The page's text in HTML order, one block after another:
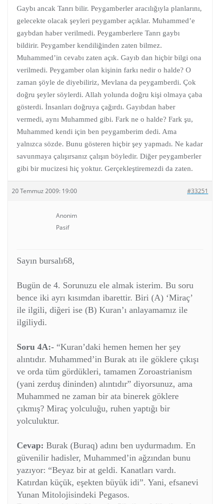
Gaybı ancak Tanrı bilir. Peygamberler aracılığıyla planlarını,
gelecekte olacak şeyleri peygamber açıklar. Muhammed’e
gaybdan haber verilmedi. Peygamberlere Tanrı gaybı
bildirir. Peygamber kendiliğinden zaten bilmez.
Muhammed’in cevabı zaten açık. Gayıb dan hiçbir bilgi ona
verilmedi. Peygamber olan kişinin farkı nedir o halde? O
zaman şöyle de diyebiliriz, Mevlana da peygamberdi. Çok
doğru şeyler söylerdi. Allah yolunda doğru kişi olmaya çaba
gösterdi. İnsanları doğruya çağırdı. Gayıbdan haber
vermedi, aynı Muhammed gibi. Fark ne o halde? Fark şu,
Muhammed kendi için ben peygamberim dedi. Ama
yalnızca sözde. Bunu gösteren hiçbir şey yapmadı. Ne kadar
savunmaya çalışırsanız çalışın böyledir. Diğer peygamberler
gibi bir mucizesi hiç yoktur. Gerçekleştiremezdi da zaten.
20 Temmuz 2009: 19:00 #33251
Anonim
Pasif
Sayın bursalı68,
Bugün de 4. Sorunuzu ele almak isterim. Bu soru
bence iki ayrı kısımdan ibarettir. Biri (A) ‘Miraç’
ile ilgili, diğeri ise (B) Kuran’ı anlayamamız ile
ilgiliydi.
Soru 4A:- “Kuran’daki hemen hemen her şey
alıntıdır. Muhammed’in Burak atı ile göklere çıkışı
ve orda tüm gördükleri, tamamen Zoroastrianism
(yani zerduş dininden) alıntıdır” diyorsunuz, ama
Muhammed ne zaman bir ata binerek göklere
çıkmış? Miraç yolculuğu, ruhen yaptığı bir
yolculuktur.
Cevap: Burak (Buraq) adını ben uydurmadım. En
güvenilir hadisler, Muhammed’in ağzından bunu
yazıyor: “Beyaz bir at geldi. Kanatları vardı.
Katırdan küçük, eşekten büyük idi”. Yani, efsanevi
Yunan Mitolojisindeki Pegasos.